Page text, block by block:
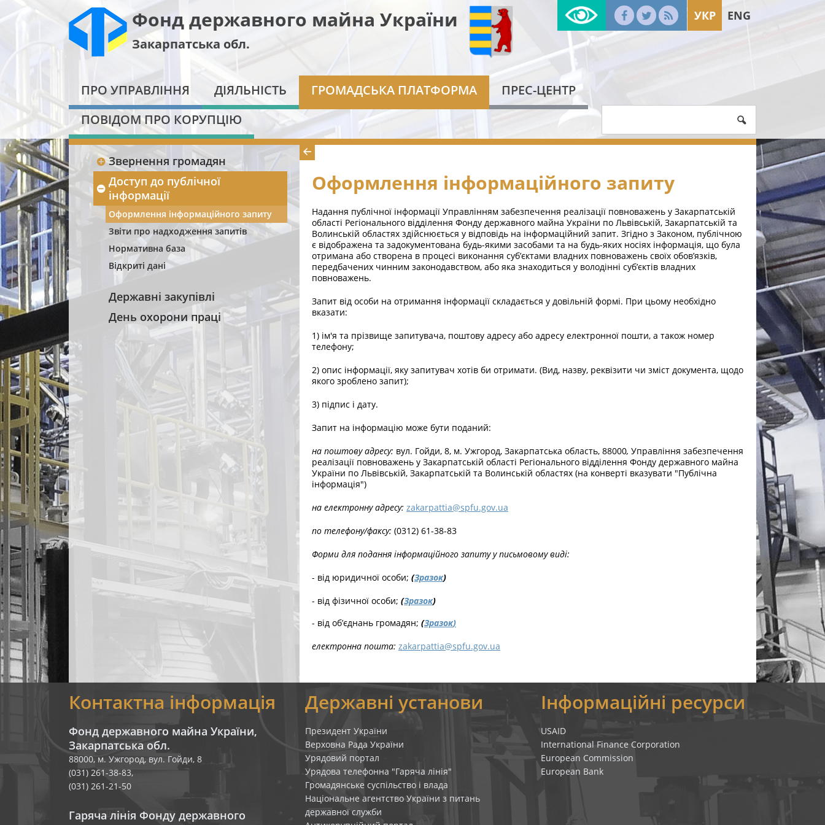
Фонд державного майна України
Закарпатська обл.
УКР ENG
ПРО УПРАВЛІННЯ ДІЯЛЬНІСТЬ ГРОМАДСЬКА ПЛАТФОРМА
ПРЕС-ЦЕНТР
ПОВІДОМ ПРО КОРУПЦІЮ
Звернення громадян
Доступ до публічної
інформації
Оформлення інформаційного запиту
Звіти про надходження запитів
Нормативна база
Відкриті дані
Державні закупівлі
День охорони праці
Оформлення інформаційного запиту
Надання публічної інформації Управлінням забезпечення реалізації повноважень у Закарпатській
області Регіонального відділення Фонду державного майна України по Львівській, Закарпатській та
Волинській областях здійснюється у відповідь на інформаційний запит. Згідно з Законом, публічною
є відображена та задокументована будь-якими засобами та на будь-яких носіях інформація, що була
отримана або створена в процесі виконання суб’єктами владних повноважень своїх обов’язків,
передбачених чинним законодавством, або яка знаходиться у володінні суб’єктів владних
повноважень.
Запит від особи на отримання інформації складається у довільній формі. При цьому необхідно
вказати:
1) ім'я та прізвище запитувача, поштову адресу або адресу електронної пошти, а також номер
телефону;
2) опис інформації, яку запитувач хотів би отримати. (Вид, назву, реквізити чи зміст документа, щодо
якого зроблено запит);
3) підпис і дату.
Запит на інформацію може бути поданий:
на поштову адресу: вул. Гойди, 8, м. Ужгород, Закарпатська область, 88000, Управління забезпечення
реалізації повноважень у Закарпатській області Регіонального відділення Фонду державного майна
України по Львівській, Закарпатській та Волинській областях (на конверті вказувати "Публічна
інформація")
на електронну адресу: zakarpattia@spfu.gov.ua
по телефону/факсу: (0312) 61-38-83
Форми для подання інформаційного запиту у письмовому виді:
- від юридичної особи; (Зразок)
- від фізичної особи; (Зразок)
- від об’єднань громадян; (Зразок)
електронна пошта: zakarpattia@spfu.gov.ua
Контактна інформація
Фонд державного майна України,
Закарпатська обл.
88000, м. Ужгород, вул. Гойди, 8
(031) 261-38-83,
(031) 261-21-50
Гаряча лінія Фонду державного
Державні установи
Президент України
Верховна Рада України
Урядовий портал
Урядова телефонна "Гаряча лінія"
Громадянське суспільство і влада
Національне агентство України з питань
державної служби
Інформаційні ресурси
USAID
International Finance Corporation
European Commission
European Bank